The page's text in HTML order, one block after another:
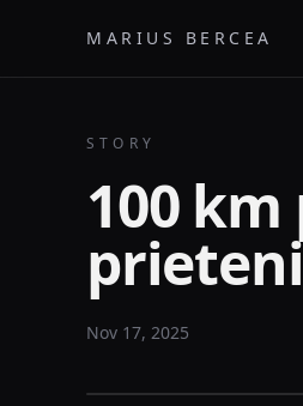
MARIUS BERCEA
STORY
100 km
Nov 17, 2025